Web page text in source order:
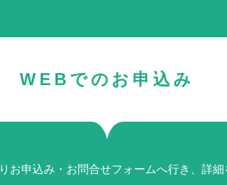
WEBでのお申込み
お申込み・お問合せフォームへ行き、詳細